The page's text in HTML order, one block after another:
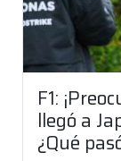
F1:
llegó a
¿Qué